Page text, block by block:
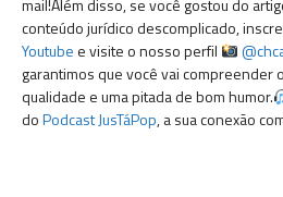
mail!Além disso, se você gostou do
conteúdo jurídico descomplicado,
Youtube e visite o nosso perfil
garantimos que você vai compreender
qualidade e uma pitada de bom humor.
doPodcast JusTáPop, a sua conexão